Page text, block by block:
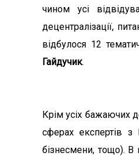
чином усі
децентралізації,
відбулося 12
Гайдучик.
Крім усіх бажаючих
сферах експертів з
бізнесмени, тощо). В